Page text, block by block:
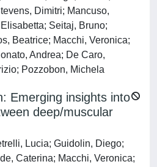
Dimitri; Mancuso,
Seitaj, Bruno;
Beatrice; Macchi, Veronica;
Andrea; De Caro,
Pozzobon, Michela
Emerging insights into
deep/muscular
Lucia; Guidolin, Diego;
Caterina; Macchi, Veronica;